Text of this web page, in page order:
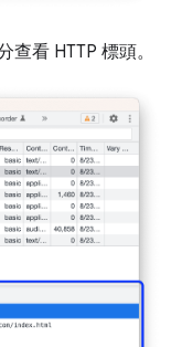
看 HTTP 標頭。